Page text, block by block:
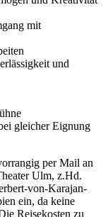
mit
und
gleicher Eignung
per Mail an
Ulm, z.Hd.
von-Karajan-
ein, da keine
Reisekosten zu